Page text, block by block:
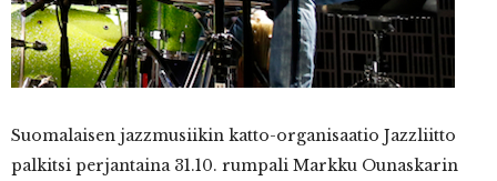
Suomalaisen jazzmusiikin katto-organisaatio Jazzliitto
palkitsi perjantaina 31.10. rumpali Markku Ounaskarin